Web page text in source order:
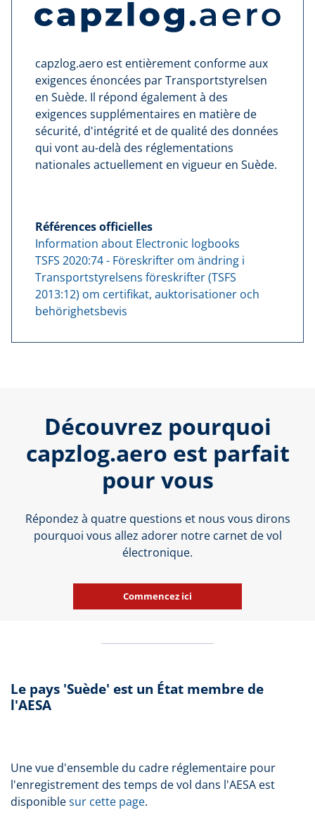
capzlog.aero est entièrement conforme aux
exigences énoncées par Transportstyrelsen
en Suède. Il répond également à des
exigences supplémentaires en matière de
sécurité, d'intégrité et de qualité des données
qui vont au-delà des réglementations
nationales actuellement en vigueur en Suède.
Références officielles
Information about Electronic logbooks
TSFS 2020:74 - Föreskrifter om ändring i
Transportstyrelsens föreskrifter (TSFS
2013:12) om certifikat, auktorisationer och
behörighetsbevis
Découvrez pourquoi
capzlog.aero est parfait
pour vous
Répondez à quatre questions et nous vous dirons
pourquoi vous allez adorer notre carnet de vol
électronique.
Commencez ici
Le pays 'Suède' est un État membre de
l'AESA
Une vue d'ensemble du cadre réglementaire pour
l'enregistrement des temps de vol dans l'AESA est
disponiblesur cette page.